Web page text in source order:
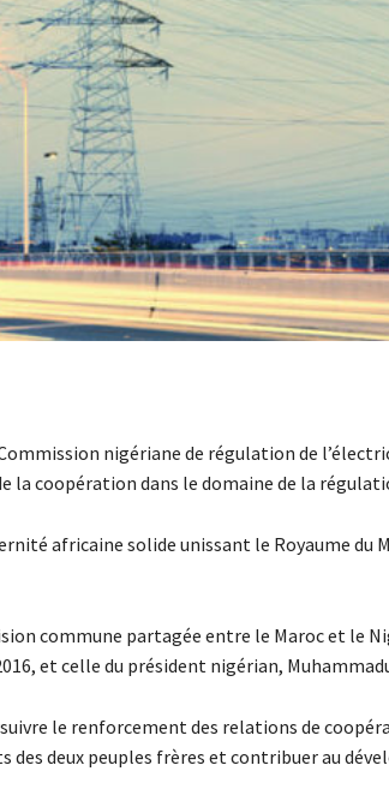
nigériane de régulation de
la coopération dans le domaine de la
africaine solide unissant le Royaume du
commune partagée entre le Maroc et le
et celle du président nigérian,
le renforcement des relations de
deux peuples frères et contribuer au